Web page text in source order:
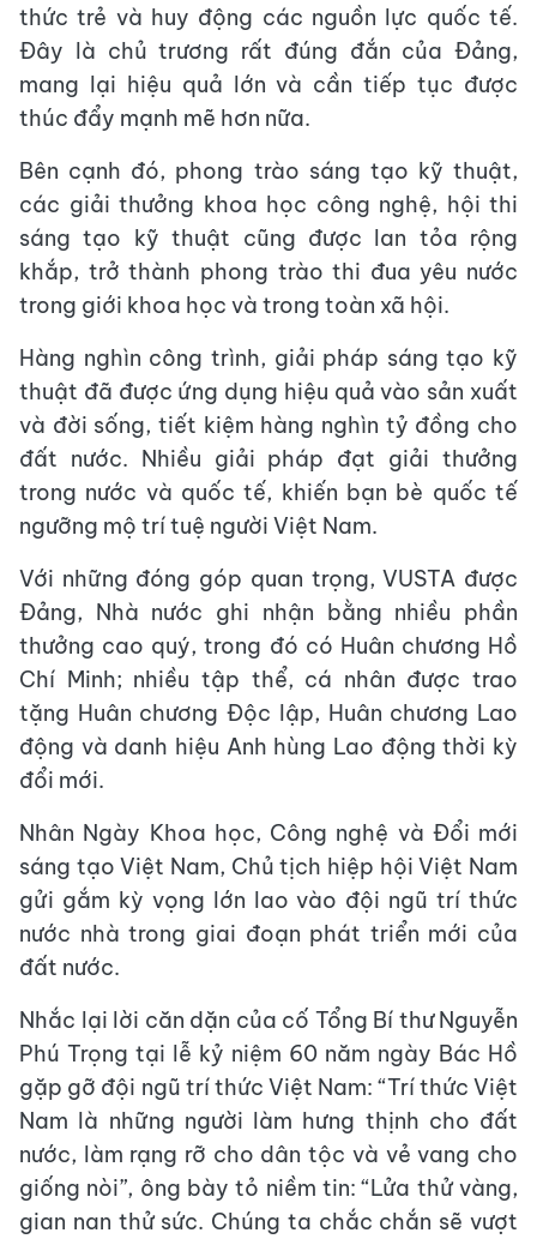
thức trẻ và huy động các nguồn lực quốc tế.
Đây là chủ trương rất đúng đắn của Đảng,
mang lại hiệu quả lớn và cần tiếp tục được
thúc đẩy mạnh mẽ hơn nữa.
Bên cạnh đó, phong trào sáng tạo kỹ thuật,
các giải thưởng khoa học công nghệ, hội thi
sáng tạo kỹ thuật cũng được lan tỏa rộng
khắp, trở thành phong trào thi đua yêu nước
trong giới khoa học và trong toàn xã hội.
Hàng nghìn công trình, giải pháp sáng tạo kỹ
thuật đã được ứng dụng hiệu quả vào sản xuất
và đời sống, tiết kiệm hàng nghìn tỷ đồng cho
đất nước. Nhiều giải pháp đạt giải thưởng
trong nước và quốc tế, khiến bạn bè quốc tế
ngưỡng mộ trí tuệ người Việt Nam.
Với những đóng góp quan trọng, VUSTA được
Đảng, Nhà nước ghi nhận bằng nhiều phần
thưởng cao quý, trong đó có Huân chương Hồ
Chí Minh; nhiều tập thể, cá nhân được trao
tặng Huân chương Độc lập, Huân chương Lao
động và danh hiệu Anh hùng Lao động thời kỳ
đổi mới.
Nhân Ngày Khoa học, Công nghệ và Đổi mới
sáng tạo Việt Nam, Chủ tịch hiệp hội Việt Nam
gửi gắm kỳ vọng lớn lao vào đội ngũ trí thức
nước nhà trong giai đoạn phát triển mới của
đất nước.
Nhắc lại lời căn dặn của cố Tổng Bí thư Nguyễn
Phú Trọng tại lễ kỷ niệm 60 năm ngày Bác Hồ
gặp gỡ đội ngũ trí thức Việt Nam: “Trí thức Việt
Nam là những người làm hưng thịnh cho đất
nước, làm rạng rỡ cho dân tộc và vẻ vang cho
giống nòi”, ông bày tỏ niềm tin: “Lửa thử vàng,
gian nan thử sức. Chúng ta chắc chắn sẽ vượt